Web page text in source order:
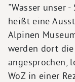
"Wasser unser
heißt eine
Alpinen
werden dort
angesprochen,
WoZ in einer